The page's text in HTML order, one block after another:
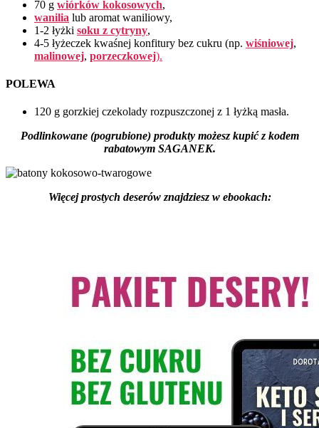
70 g wiórków kokosowych,
wanilia lub aromat waniliowy,
1-2 łyżki soku z cytryny,
4-5 łyżeczek kwaśnej konfitury bez cukru (np. wiśniowej,
malinowej, porzeczkowej).
POLEWA
120 g gorzkiej czekolady rozpuszczonej z 1 łyżką masła.
Podlinkowane (pogrubione) produkty możesz kupić z kodem
rabatowym SAGANEK.
Więcej prostych deserów znajdziesz w ebookach: